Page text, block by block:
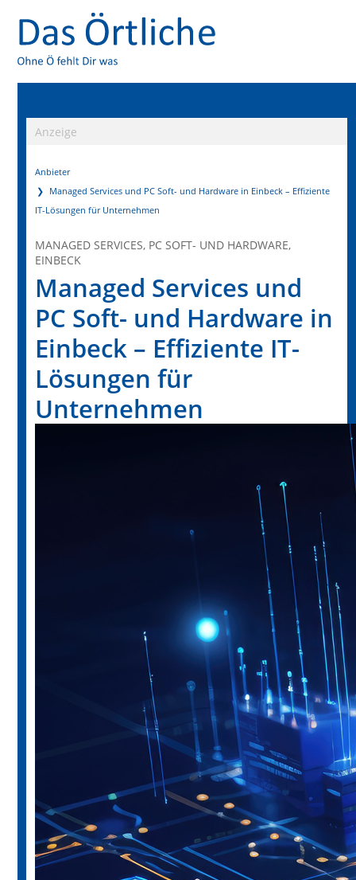
Anzeige
Anbieter
Managed Services und PC Soft- und Hardware in Einbeck – Effiziente
IT-Lösungen für Unternehmen
MANAGED SERVICES, PC SOFT- UND HARDWARE,
EINBECK
Managed Services und
PC Soft- und Hardware in
Einbeck – Effiziente IT-
Lösungen für
Unternehmen